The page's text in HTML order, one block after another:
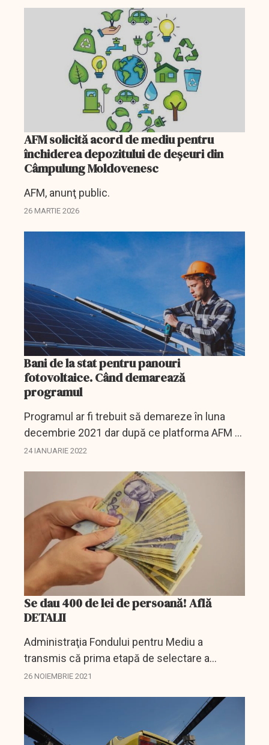
AFM solicită acord de mediu pentru
închiderea depozitului de deșeuri din
Câmpulung Moldovenesc
AFM, anunţ public.
26 MARTIE 2026
Bani de la stat pentru panouri
fotovoltaice. Când demarează
programul
Programul ar fi trebuit să demareze în luna
decembrie 2021 dar după ce platforma AFM a
devenit inaccesibilă totul a fost suspendat.
24 IANUARIE 2022
Se dau 400 de lei de persoană! Află
DETALII
Administraţia Fondului pentru Mediu a
transmis că prima etapă de selectare a
voucherelor din aplicaţia informatică dedicată
26 NOIEMBRIE 2021